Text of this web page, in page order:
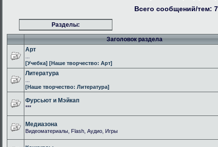
Всего сообщений/тем:
Разделы:
Заголовок раздела
Арт
[Учебка] [Наше творчество: Арт]
Литература
[Наше творчество: Литература]
Фурсьют и Мэйкап
***
Медиазона
Видеоматериалы, Flash, Аудио, Игры